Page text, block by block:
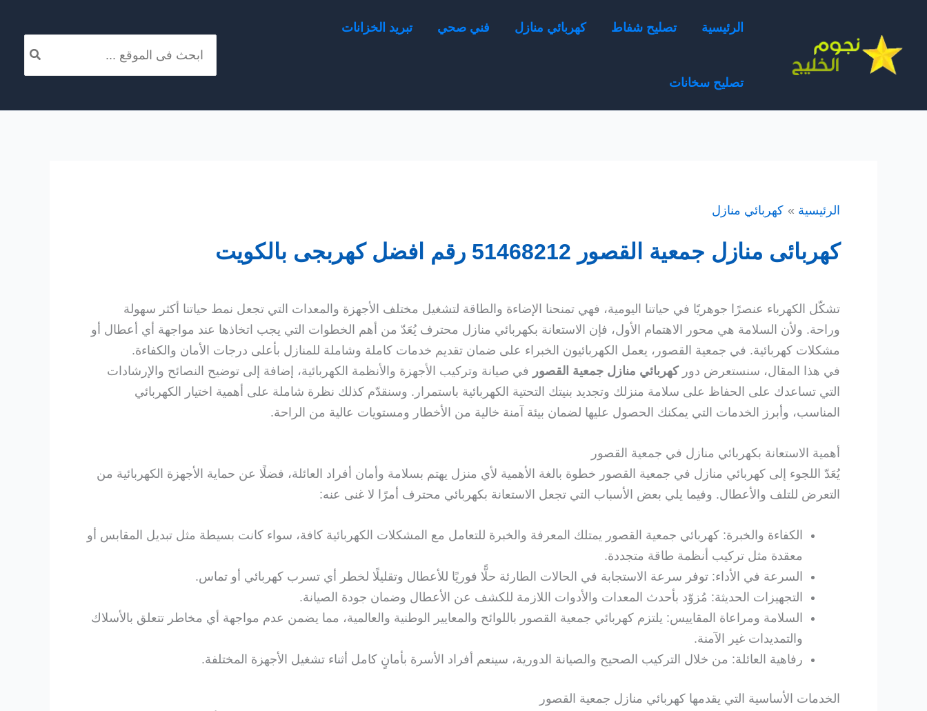
المحتوى
الرئيسية تصليح شفاط كهربائي منازل فني صحي تبريد الخزانات
تصليح سخانات
عن:
الرئيسية كهربائي منازل
كهربائى منازل جمعية القصور 51468212 رقم افضل كهربجى بالكويت
تشكّل الكهرباء عنصرًا جوهريًا في حياتنا اليومية، فهي تمنحنا الإضاءة والطاقة لتشغيل مختلف الأجهزة والمعدات التي تجعل نمط حياتنا أكثر سهولة
وراحة. ولأن السلامة هي محور الاهتمام الأول، فإن الاستعانة بكهربائي منازل محترف يُعَدّ من أهم الخطوات التي يجب اتخاذها عند مواجهة أي أعطال أو
مشكلات كهربائية. في جمعية القصور، يعمل الكهربائيون الخبراء على ضمان تقديم خدمات كاملة وشاملة للمنازل بأعلى درجات الأمان والكفاءة.
في هذا المقال، سنستعرض دوركهربائي منازل جمعية القصور في صيانة وتركيب الأجهزة والأنظمة الكهربائية، إضافة إلى توضيح النصائح والإرشادات
التي تساعدك على الحفاظ على سلامة منزلك وتجديد بنيتك التحتية الكهربائية باستمرار. وسنقدّم كذلك نظرة شاملة على أهمية اختيار الكهربائي
المناسب، وأبرز الخدمات التي يمكنك الحصول عليها لضمان بيئة آمنة خالية من الأخطار ومستويات عالية من الراحة.
أهمية الاستعانة بكهربائي منازل في جمعية القصور
يُعَدّ اللجوء إلى كهربائي منازل في جمعية القصور خطوة بالغة الأهمية لأي منزل يهتم بسلامة وأمان أفراد العائلة، فضلًا عن حماية الأجهزة الكهربائية من
التعرض للتلف والأعطال. وفيما يلي بعض الأسباب التي تجعل الاستعانة بكهربائي محترف أمرًا لا غنى عنه:
الكفاءة والخبرة: كهربائي جمعية القصور يمتلك المعرفة والخبرة للتعامل مع المشكلات الكهربائية كافة، سواء كانت بسيطة مثل تبديل المقابس أو
معقدة مثل تركيب أنظمة طاقة متجددة.
السرعة في الأداء: توفر سرعة الاستجابة في الحالات الطارئة حلًّا فوريًا للأعطال وتقليلًا لخطر أي تسرب كهربائي أو تماس.
التجهيزات الحديثة: مُزوّد بأحدث المعدات والأدوات اللازمة للكشف عن الأعطال وضمان جودة الصيانة.
السلامة ومراعاة المقاييس: يلتزم كهربائي جمعية القصور باللوائح والمعايير الوطنية والعالمية، مما يضمن عدم مواجهة أي مخاطر تتعلق بالأسلاك
والتمديدات غير الآمنة.
رفاهية العائلة: من خلال التركيب الصحيح والصيانة الدورية، سينعم أفراد الأسرة بأمانٍ كامل أثناء تشغيل الأجهزة المختلفة.
الخدمات الأساسية التي يقدمها كهربائي منازل جمعية القصور